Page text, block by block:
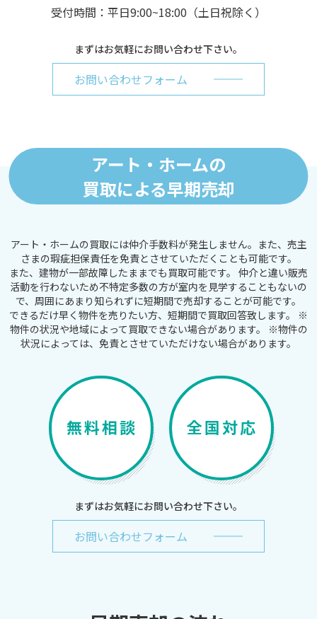
受付時間：平日9:00~18:00（土日祝除く）
まずはお気軽にお問い合わせ下さい。
お問い合わせフォーム
アート・ホームの
買取による早期売却
アート・ホームの買取には仲介手数料が発生しません。また、売主
さまの瑕疵担保責任を免責とさせていただくことも可能です。
また、建物が一部故障したままでも買取可能です。 仲介と違い販売
活動を行わないため不特定多数の方が室内を見学することもないの
で、 周囲にあまり知られずに短期間で売却することが可能です。
できるだけ早く物件を売りたい方、短期間で買取回答致します。
※
物件の状況や地域によって買取できない場合があります。
※物件の
状況によっては、免責とさせていただけない場合があります。
無料相談 全国対応
まずはお気軽にお問い合わせ下さい。
お問い合わせフォーム